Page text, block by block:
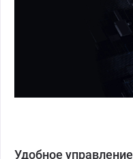
Удобное управление